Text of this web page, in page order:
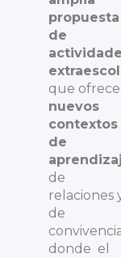
propuesta
de
que ofrece
nuevos
contextos
de
de
relaciones
de
donde el